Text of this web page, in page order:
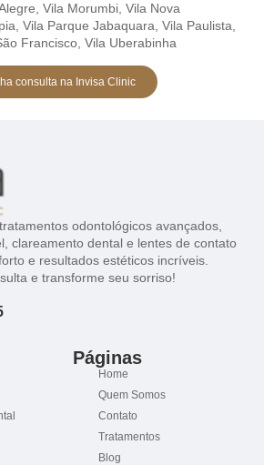
Vila Morumbi, Vila Nova
Vila Parque Jabaquara, Vila Paulista,
Francisco, Vila Uberabinha
consulta na Invisa Clinic
odontológicos avançados,
clareamento dental e lentes de contato
e resultados estéticos incríveis.
e transforme seu sorriso!
Páginas
Home
Quem Somos
Contato
Tratamentos
Blog